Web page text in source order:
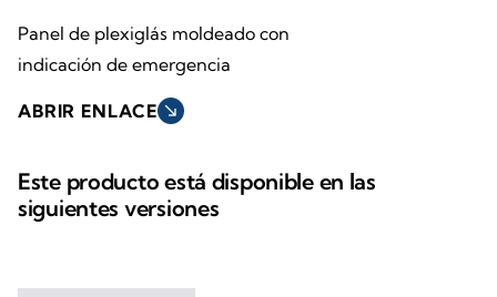
Panel de plexiglás moldeado con
indicación de emergencia
ABRIR ENLACE south_east
Este producto está disponible en las
siguientes versiones